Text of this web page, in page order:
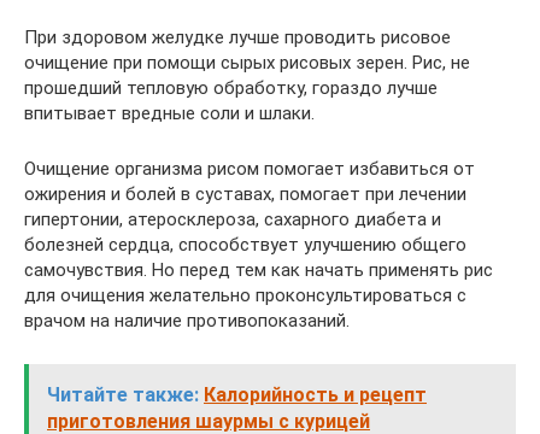
При здоровом желудке лучше проводить рисовое
очищение при помощи сырых рисовых зерен. Рис, не
прошедший тепловую обработку, гораздо лучше
впитывает вредные соли и шлаки.
Очищение организма рисом помогает избавиться от
ожирения и болей в суставах, помогает при лечении
гипертонии, атеросклероза, сахарного диабета и
болезней сердца, способствует улучшению общего
самочувствия. Но перед тем как начать применять рис
для очищения желательно проконсультироваться с
врачом на наличие противопоказаний.
Читайте также: Калорийность и рецепт
приготовления шаурмы с курицей